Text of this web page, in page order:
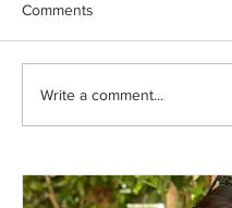
Ιωάννα Τούνη: Η
εξομολόγηση για τη
Comments
Write a comment...